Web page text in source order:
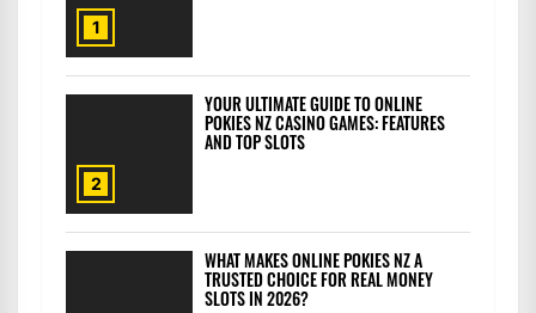
1
2
YOUR ULTIMATE GUIDE TO ONLINE
POKIES NZ CASINO GAMES: FEATURES
AND TOP SLOTS
WHAT MAKES ONLINE POKIES NZ A
TRUSTED CHOICE FOR REAL MONEY
SLOTS IN 2026?